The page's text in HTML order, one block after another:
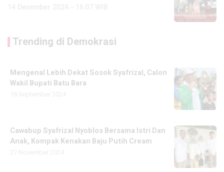
Trending di Demokrasi
Mengenal Lebih Dekat Sosok Syafrizal, Calon
Wakil Bupati Batu Bara
Cawabup Syafrizal Nyoblos Bersama Istri Dan
Anak, Kompak Kenakan Baju Putih Cream